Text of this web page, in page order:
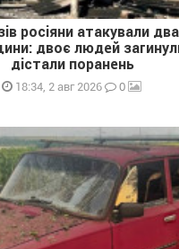
росіяни атакували
двоє людей
дістали поранень
18:34, 2 авг 2026 0